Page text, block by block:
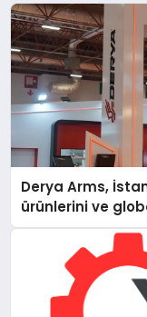
Derya Arms,
ürünlerini ve